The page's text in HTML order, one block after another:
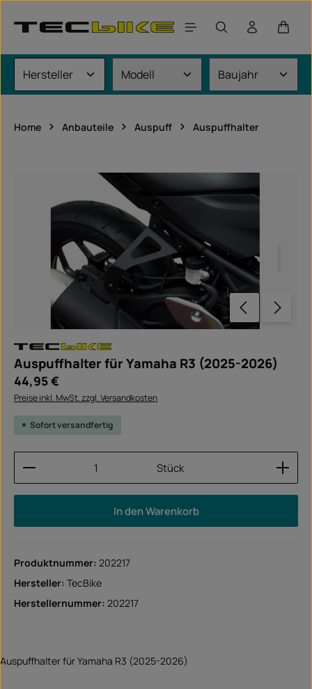
Home Anbauteile Auspuff Auspuffhalter
Bildergalerie überspringen
Auspuffhalter für Yamaha R3 (2025-2026)
Regulärer Preis:
44,95 €
Preise inkl. MwSt. zzgl. Versandkosten
Sofort versandfertig
Produkt Anzahl: Gib den gewünschten Wert ein
Stück
In den Warenkorb
Produktnummer: 202217
Hersteller: TecBike
Herstellernummer: 202217
Auspuffhalter für Yamaha R3 (2025-2026)